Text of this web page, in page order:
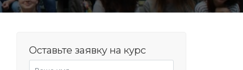
Оставьте заявку на курс